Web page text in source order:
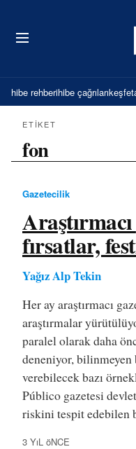
hibe rehberihibe çağrılarıkeşfet
ETIKET
fon
Gazetecilik
fırsatlar,
Yağız Alp Tekin
Her ay araştırmacı
araştırmalar
paralel olarak daha
deneniyor, bilinmeyen
verebilecek bazı
Público gazetesi
riskini tespit edebilen
3 YıL öNCE